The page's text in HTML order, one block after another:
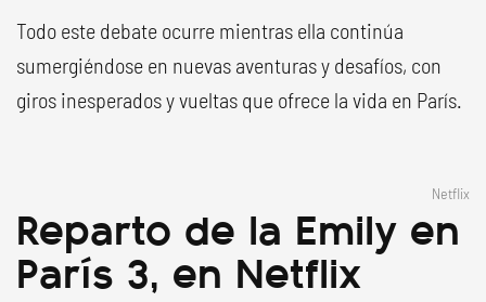
Todo este debate ocurre mientras ella continúa
sumergiéndose en nuevas aventuras y desafíos, con
giros inesperados y vueltas que ofrece la vida en París.
Netflix
Reparto de la Emily en
París 3, en Netflix